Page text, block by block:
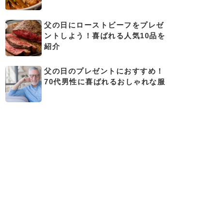
父の日にローストビーフをプレゼ
ントしよう！喜ばれる人気10品を
紹介
父の日のプレゼントにおすすめ！
70代男性に喜ばれるおしゃれな服